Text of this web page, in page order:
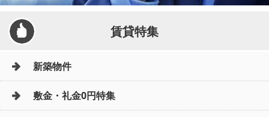
賃貸特集
新築物件
敷金・礼金0円特集